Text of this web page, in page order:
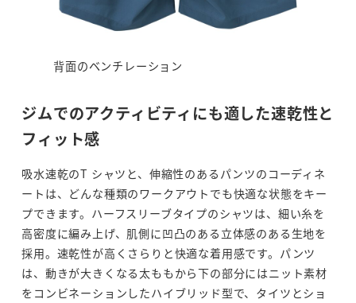
背面のベンチレーション
ジムでのアクティビティにも適した速乾性と
フィット感
吸水速乾のT シャツと、伸縮性のあるパンツのコーディネ
ートは、どんな種類のワークアウトでも快適な状態をキー
プできます。ハーフスリーブタイプのシャツは、細い糸を
高密度に編み上げ、肌側に凹凸のある立体感のある生地を
採用。速乾性が高くさらりと快適な着用感です。パンツ
は、動きが大きくなる太ももから下の部分にはニット素材
をコンビネーションしたハイブリッド型で、タイツとショ